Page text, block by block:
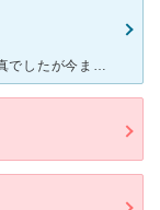
ニキビが治らなくて受診しました。初めての写真でしたが今まで行った皮膚科と違い、まず先生がカメラで炎症部分の写真を撮ってくれます。それをモニターに写してこのニキビはどれくらい炎症してて、どういう状態のニ